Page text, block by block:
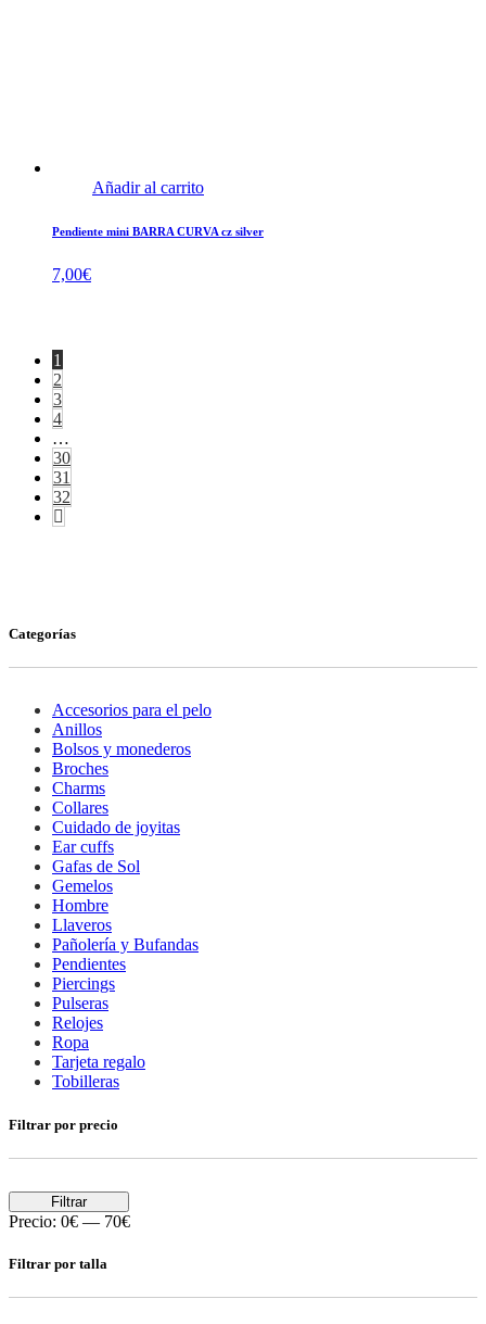
Añadir al carrito
Pendiente mini BARRA CURVA cz silver
7,00€
1
2
3
4
…
30
31
32
Categorías
Accesorios para el pelo
Anillos
Bolsos y monederos
Broches
Charms
Collares
Cuidado de joyitas
Ear cuffs
Gafas de Sol
Gemelos
Hombre
Llaveros
Pañolería y Bufandas
Pendientes
Piercings
Pulseras
Relojes
Ropa
Tarjeta regalo
Tobilleras
Filtrar por precio
Filtrar
Precio: 0€ — 70€
Filtrar por talla